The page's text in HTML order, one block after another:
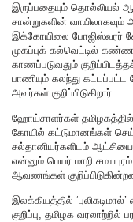
இருப்பதையும் தொல்லியல்
சான்றுகளின் வாயிலாகவும்
இக்கோயிலை போஜிஸ்வரர்
முகப்புக் கல்வெட்டில்
காணப்படுவதும்
பாணியும் கலந்து கட்டப்பட்ட
அவர்கள் குறிப்பிடுகிறார்.
ஹோய்சாளர்கள் தமிழகத்தில்
கோயில் கட்டுமானங்கள்
சுல்தானியர்களிடம்
என்னும் பெயர் மாறி
ஆவணங்கள்
இலக்கியத்தில்
குறிப்பு, தமிழக வரலாற்றில்